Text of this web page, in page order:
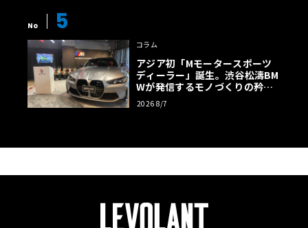
No 5
コラム
アジア初「Mモータースポーツ
ディーラー」誕生。渋谷松濤BM
Wが発信するモノづくりの矜持
【木下隆之コラム】
2026 8/7